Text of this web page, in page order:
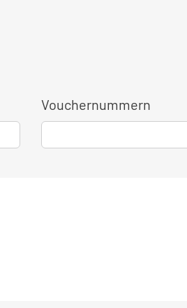
Vouchernummern